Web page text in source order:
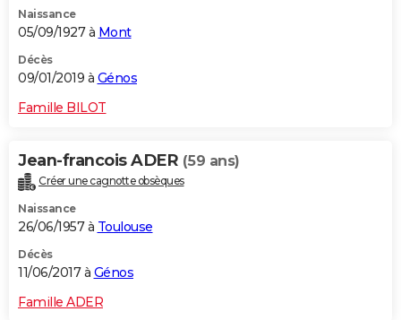
Naissance
05/09/1927 à Mont
Décès
09/01/2019 à Génos
Famille BILOT
Jean-francois ADER (59 ans)
Créer une cagnotte obsèques
Naissance
26/06/1957 à Toulouse
Décès
11/06/2017 à Génos
Famille ADER